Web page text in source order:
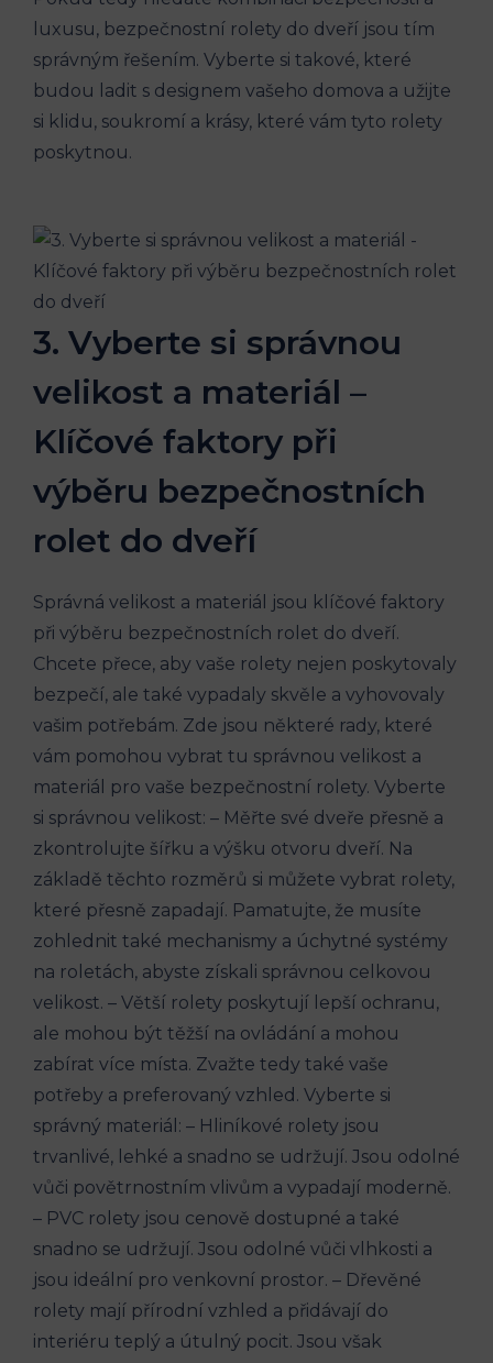
luxusu, bezpečnostní rolety do dveří jsou tím
správným řešením. Vyberte si takové, které
budou ladit s designem vašeho domova a užijte
si klidu, soukromí a krásy, které vám tyto rolety
poskytnou.
3. Vyberte si správnou
velikost a materiál –
Klíčové faktory při
výběru bezpečnostních
rolet do dveří
Správná velikost a materiál jsou klíčové faktory
při výběru bezpečnostních rolet do dveří.
Chcete přece, aby vaše rolety nejen poskytovaly
bezpečí, ale také vypadaly skvěle a vyhovovaly
vašim potřebám. Zde jsou některé rady, které
vám pomohou vybrat tu správnou velikost a
materiál pro vaše bezpečnostní rolety. Vyberte
si správnou velikost: – Měřte své dveře přesně a
zkontrolujte šířku a výšku otvoru dveří. Na
základě těchto rozměrů si můžete vybrat rolety,
které přesně zapadají. Pamatujte, že musíte
zohlednit také mechanismy a úchytné systémy
na roletách, abyste získali správnou celkovou
velikost. – Větší rolety poskytují lepší ochranu,
ale mohou být těžší na ovládání a mohou
zabírat více místa. Zvažte tedy také vaše
potřeby a preferovaný vzhled. Vyberte si
správný materiál: – Hliníkové rolety jsou
trvanlivé, lehké a snadno se udržují. Jsou odolné
vůči povětrnostním vlivům a vypadají moderně.
– PVC rolety jsou cenově dostupné a také
snadno se udržují. Jsou odolné vůči vlhkosti a
jsou ideální pro venkovní prostor. – Dřevěné
rolety mají přírodní vzhled a přidávají do
interiéru teplý a útulný pocit. Jsou však